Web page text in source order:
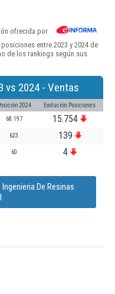
ofrecida por
entre 2023 y 2024 de
de los rankings según sus
vs 2024 - Ventas
2024 Evolución Posiciones
68.197 15.754
623 139
60 4
De Resinas